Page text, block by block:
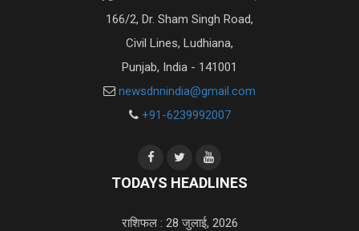
166/2, Dr. Sham Singh Road,
Civil Lines, Ludhiana,
Punjab, India - 141001
newsdnnindia@gmail.com
+91-6239992007
TODAYS HEADLINES
राशिफल : 28 जुलाई, 2026